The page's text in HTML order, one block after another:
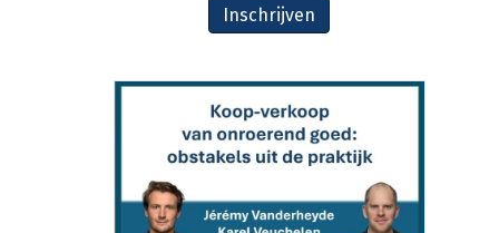
Inschrijven